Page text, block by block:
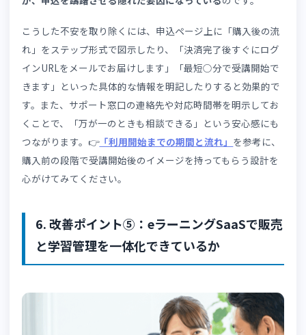
近年はコンビニ払いやキャリア決済など選択肢も多様化し
いるため、自社の顧客層に合った決済手段を幅広く検討す
のをおすすめします。法人向けには見積書や請求書の発行
ローを整備しておくと、社内稟議を通しやすくなり、成約
の向上が期待できます。👉「支払い方法の少なさが招く
脱の実態」を踏まえて、ターゲットに合った決済手段を検
してみてください。
なお👉
らで解説があるので是非参考にしてみてください。